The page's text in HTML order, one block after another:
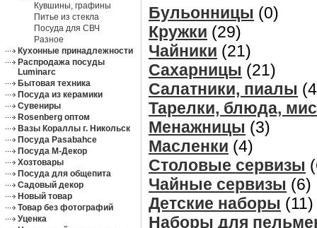
Кувшины, графины
Питье из стекла
Посуда для СВЧ
Разное
Кухонные принадлежности
Распродажа посуды
Luminarc
Бытовая техника
Посуда из керамики
Сувениры
Rosenberg оптом
Вазы Кораллы г. Никольск
Посуда Pasabahce
Посуда М-Декор
Хозтовары
Посуда для общепита
Садовый декор
Новый товар
Товар без фотографий
Уценка
Бульонницы (0)
Кружки (29)
Чайники (21)
Сахарницы (21)
Салатники, пиалы
Тарелки, блюда,
Менажницы (3)
Масленки (4)
Столовые сервизы
Чайные сервизы (6)
Детские наборы (11)
Наборы для